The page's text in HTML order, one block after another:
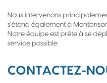
Nous intervenons
s'étend également à
Notre équipe est prête à se
service possible.
CONTACTEZ-